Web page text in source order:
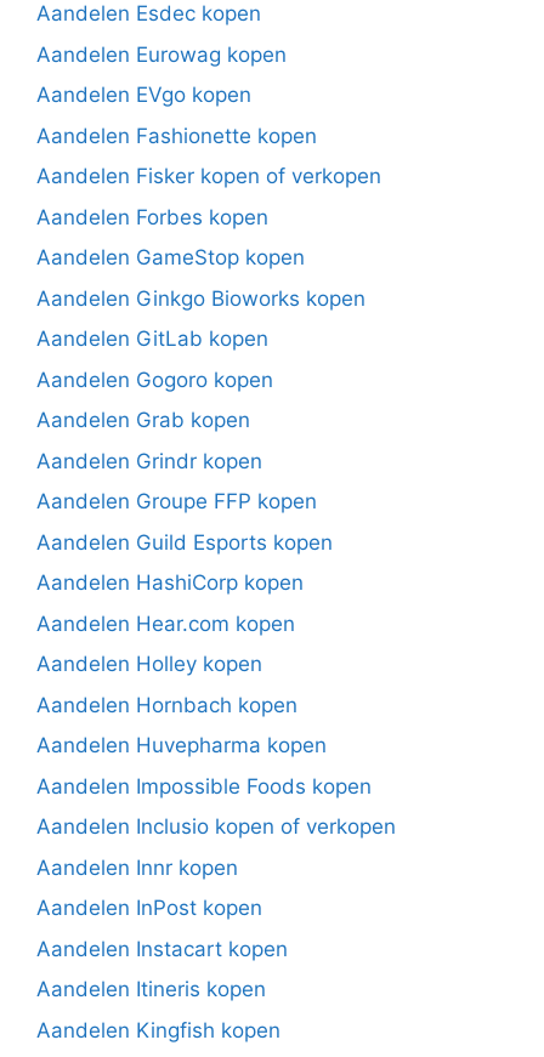
Aandelen Esdec kopen
Aandelen Eurowag kopen
Aandelen EVgo kopen
Aandelen Fashionette kopen
Aandelen Fisker kopen of verkopen
Aandelen Forbes kopen
Aandelen GameStop kopen
Aandelen Ginkgo Bioworks kopen
Aandelen GitLab kopen
Aandelen Gogoro kopen
Aandelen Grab kopen
Aandelen Grindr kopen
Aandelen Groupe FFP kopen
Aandelen Guild Esports kopen
Aandelen HashiCorp kopen
Aandelen Hear.com kopen
Aandelen Holley kopen
Aandelen Hornbach kopen
Aandelen Huvepharma kopen
Aandelen Impossible Foods kopen
Aandelen Inclusio kopen of verkopen
Aandelen Innr kopen
Aandelen InPost kopen
Aandelen Instacart kopen
Aandelen Itineris kopen
Aandelen Kingfish kopen